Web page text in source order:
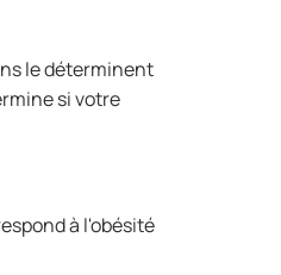
le déterminent
si votre
à l'obésité